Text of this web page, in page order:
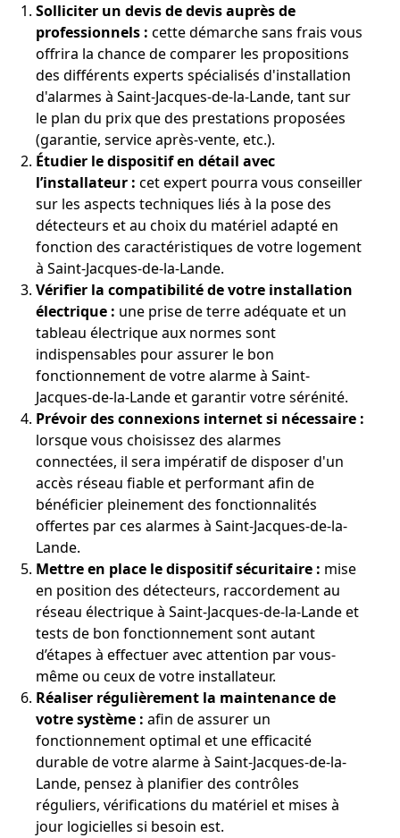
Solliciter un devis de devis auprès de
professionnels : cette démarche sans frais vous
offrira la chance de comparer les propositions
des différents experts spécialisés d'installation
d'alarmes à Saint-Jacques-de-la-Lande, tant sur
le plan du prix que des prestations proposées
(garantie, service après-vente, etc.).
Étudier le dispositif en détail avec
l’installateur : cet expert pourra vous conseiller
sur les aspects techniques liés à la pose des
détecteurs et au choix du matériel adapté en
fonction des caractéristiques de votre logement
à Saint-Jacques-de-la-Lande.
Vérifier la compatibilité de votre installation
électrique : une prise de terre adéquate et un
tableau électrique aux normes sont
indispensables pour assurer le bon
fonctionnement de votre alarme à Saint-
Jacques-de-la-Lande et garantir votre sérénité.
Prévoir des connexions internet si nécessaire :
lorsque vous choisissez des alarmes
connectées, il sera impératif de disposer d'un
accès réseau fiable et performant afin de
bénéficier pleinement des fonctionnalités
offertes par ces alarmes à Saint-Jacques-de-la-
Lande.
Mettre en place le dispositif sécuritaire : mise
en position des détecteurs, raccordement au
réseau électrique à Saint-Jacques-de-la-Lande et
tests de bon fonctionnement sont autant
d’étapes à effectuer avec attention par vous-
même ou ceux de votre installateur.
Réaliser régulièrement la maintenance de
votre système : afin de assurer un
fonctionnement optimal et une efficacité
durable de votre alarme à Saint-Jacques-de-la-
Lande, pensez à planifier des contrôles
réguliers, vérifications du matériel et mises à
jour logicielles si besoin est.